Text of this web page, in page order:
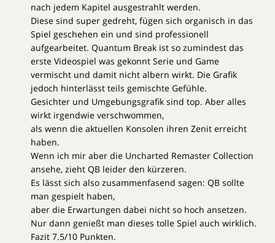
nach jedem Kapitel ausgestrahlt werden.
Diese sind super gedreht, fügen sich organisch in das
Spiel geschehen ein und sind professionell
aufgearbeitet. Quantum Break ist so zumindest das
erste Videospiel was gekonnt Serie und Game
vermischt und damit nicht albern wirkt. Die Grafik
jedoch hinterlässt teils gemischte Gefühle.
Gesichter und Umgebungsgrafik sind top. Aber alles
wirkt irgendwie verschwommen,
als wenn die aktuellen Konsolen ihren Zenit erreicht
haben.
Wenn ich mir aber die Uncharted Remaster Collection
ansehe, zieht QB leider den kürzeren.
Es lässt sich also zusammenfasend sagen: QB sollte
man gespielt haben,
aber die Erwartungen dabei nicht so hoch ansetzen.
Nur dann genießt man dieses tolle Spiel auch wirklich.
Fazit 7.5/10 Punkten.